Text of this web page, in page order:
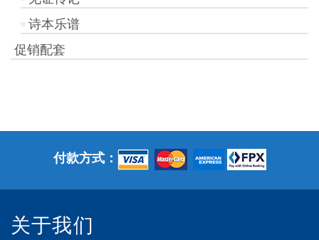
诗本乐谱
促销配套
付款方式：
关于我们